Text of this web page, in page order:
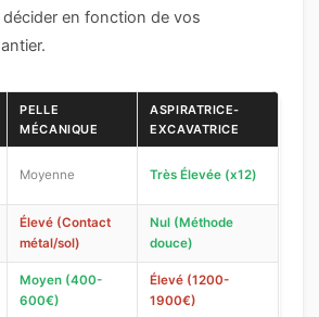
en fonction de vos
PELLE
MÉCANIQUE
ASPIRATRICE-
EXCAVATRICE
Moyenne Très Élevée (x12)
Élevé (Contact
métal/sol)
Nul (Méthode
douce)
Moyen (400-
600€)
Élevé (1200-
1900€)